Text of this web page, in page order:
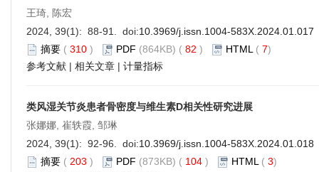
王琦, 陈宏
2024, 39(1): 88-91. doi:10.3969/j.issn.1004-583X.2024.01.017
摘要 ( 310 ) PDF (864KB) ( 82 ) HTML ( 7)
参考文献 | 相关文章 | 计量指标
类风湿关节炎患者骨密度与维生素D相关性研究进展
张娜娜, 崔轶霞, 邹琳
2024, 39(1): 92-96. doi:10.3969/j.issn.1004-583X.2024.01.018
摘要 ( 203 ) PDF (873KB) ( 104 ) HTML ( 3)